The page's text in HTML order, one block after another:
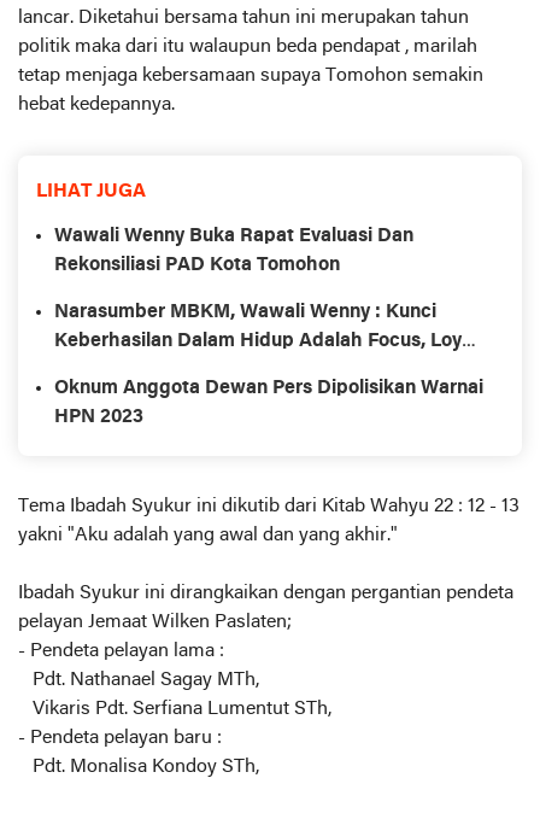
lancar. Diketahui bersama tahun ini merupakan tahun
politik maka dari itu walaupun beda pendapat , marilah
tetap menjaga kebersamaan supaya Tomohon semakin
hebat kedepannya.
LIHAT JUGA
Wawali Wenny Buka Rapat Evaluasi Dan
Rekonsiliasi PAD Kota Tomohon
Narasumber MBKM, Wawali Wenny : Kunci
Keberhasilan Dalam Hidup Adalah Focus, Loyal,
Oknum Anggota Dewan Pers Dipolisikan Warnai
HPN 2023
Tema Ibadah Syukur ini dikutib dari Kitab Wahyu 22 : 12 - 13
yakni "Aku adalah yang awal dan yang akhir."
Ibadah Syukur ini dirangkaikan dengan pergantian pendeta
pelayan Jemaat Wilken Paslaten;
- Pendeta pelayan lama :
Pdt. Nathanael Sagay MTh,
Vikaris Pdt. Serfiana Lumentut STh,
- Pendeta pelayan baru :
Pdt. Monalisa Kondoy STh,